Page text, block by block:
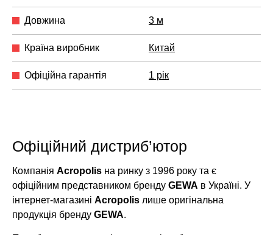
Довжина 3 м
Країна виробник Китай
Офіційна гарантія 1 рік
Офіційний дистриб’ютор
Компанія Acropolis на ринку з 1996 року та є
офіційним представником бренду GEWA в Україні. У
інтернет-магазині Acropolis лише оригінальна
продукція бренду GEWA.